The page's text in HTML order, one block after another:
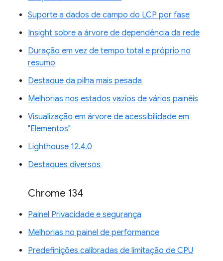
Suporte a dados de campo do LCP por fase
Insight sobre a árvore de dependência da rede
Duração em vez de tempo total e próprio no
resumo
Destaque da pilha mais pesada
Melhorias nos estados vazios de vários painéis
Visualização em árvore de acessibilidade em
"Elementos"
Lighthouse 12.4.0
Destaques diversos
Chrome 134
Painel Privacidade e segurança
Melhorias no painel de performance
Predefinições calibradas de limitação de CPU